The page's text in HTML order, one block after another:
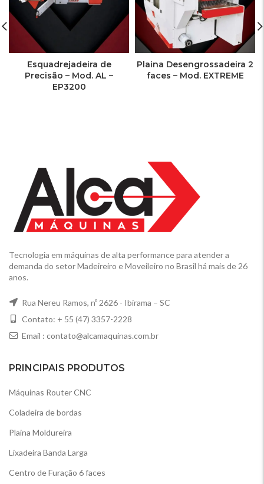
Esquadrejadeira de
Precisão – Mod. AL –
EP3200
Plaina Desengrossadeira 2
faces – Mod. EXTREME
Tecnologia em máquinas de alta performance para atender a
demanda do setor Madeireiro e Moveileiro no Brasil há mais de 26
anos.
Rua Nereu Ramos, nº 2626 - Ibirama – SC
Contato: + 55 (47) 3357-2228
Email : contato@alcamaquinas.com.br
PRINCIPAIS PRODUTOS
Máquinas Router CNC
Coladeira de bordas
Plaina Moldureira
Lixadeira Banda Larga
Centro de Furação 6 faces